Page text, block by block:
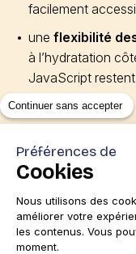
facilement
une flexibilité
à l’hydratation
JavaScript
initial.
Il présente aussi
une certaine
sa mise en oeuvre
lecontenu doit
Continuer sans accepter
Préférences de
Cookies
Nous utilisons des
améliorer votre
les contenus. Vous
moment.